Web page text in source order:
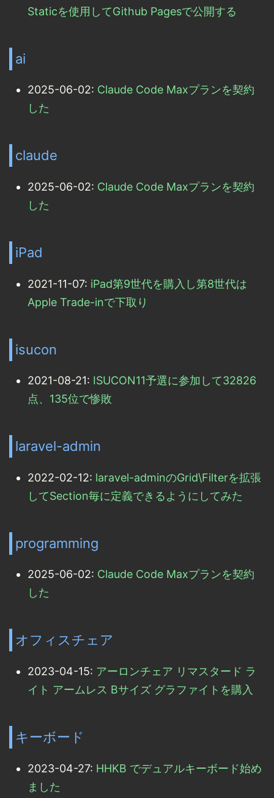
Staticを使用してGithub Pagesで公開する
ai
2025-06-02: Claude Code Maxプランを契約
した
claude
2025-06-02: Claude Code Maxプランを契約
した
iPad
2021-11-07: iPad第9世代を購入し第8世代は
Apple Trade-inで下取り
isucon
2021-08-21: ISUCON11予選に参加して32826
点、135位で惨敗
laravel-admin
2022-02-12: laravel-adminのGrid\Filterを拡張
してSection毎に定義できるようにしてみた
programming
2025-06-02: Claude Code Maxプランを契約
した
オフィスチェア
2023-04-15: アーロンチェア リマスタード ラ
イト アームレス Bサイズ グラファイトを購入
キーボード
2023-04-27: HHKB でデュアルキーボード始め
ました